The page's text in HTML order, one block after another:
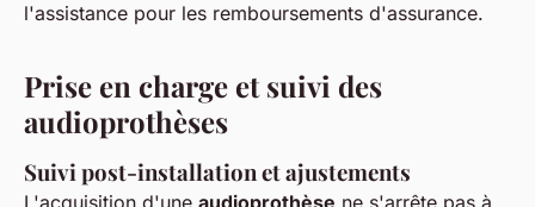
l'assistance pour les remboursements d'assurance.
Prise en charge et suivi des
audioprothèses
Suivi post-installation et ajustements